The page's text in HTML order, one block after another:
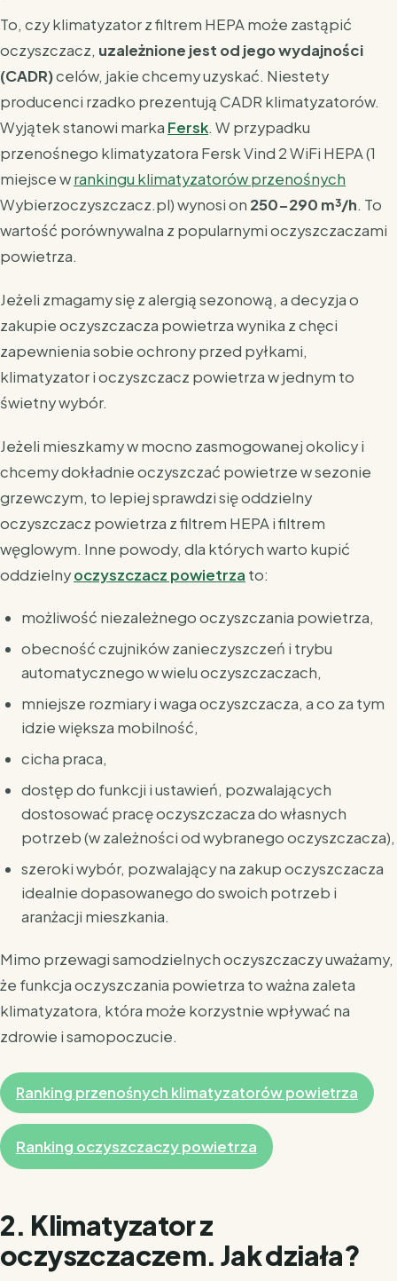
To, czy klimatyzator z filtrem HEPA może zastąpić
oczyszczacz, uzależnione jest od jego wydajności
(CADR)celów, jakie chcemy uzyskać. Niestety
producenci rzadko prezentują CADR klimatyzatorów.
Wyjątek stanowi marka Fersk. W przypadku
przenośnego klimatyzatora Fersk Vind 2 WiFi HEPA(1
miejsce wrankingu klimatyzatorów przenośnych
Wybierzoczyszczacz.pl)wynosi on 250-290 m³/h. To
wartość porównywalna z popularnymi oczyszczaczami
powietrza.
Jeżeli zmagamy się z alergią sezonową, a decyzja o
zakupie oczyszczacza powietrza wynika z chęci
zapewnienia sobie ochrony przed pyłkami,
klimatyzator i oczyszczacz powietrza w jednym to
świetny wybór.
Jeżeli mieszkamy w mocno zasmogowanej okolicy i
chcemy dokładnie oczyszczać powietrze w sezonie
grzewczym, to lepiej sprawdzi się oddzielny
oczyszczacz powietrza z filtrem HEPA i filtrem
węglowym. Inne powody, dla których warto kupić
oddzielnyoczyszczacz powietrza to:
możliwość niezależnego oczyszczania powietrza,
obecność czujników zanieczyszczeń i trybu
automatycznego w wielu oczyszczaczach,
mniejsze rozmiary i waga oczyszczacza, a co za tym
idzie większa mobilność,
cicha praca,
dostęp do funkcji i ustawień, pozwalających
dostosować pracę oczyszczacza do własnych
potrzeb (w zależności od wybranego oczyszczacza),
szeroki wybór, pozwalający na zakup oczyszczacza
idealnie dopasowanego do swoich potrzeb i
aranżacji mieszkania.
Mimo przewagi samodzielnych oczyszczaczy uważamy,
że funkcja oczyszczania powietrza to ważna zaleta
klimatyzatora, która może korzystnie wpływać na
zdrowie i samopoczucie.
Ranking przenośnych klimatyzatorów powietrza
Ranking oczyszczaczy powietrza
2. Klimatyzator z
oczyszczaczem. Jak działa?